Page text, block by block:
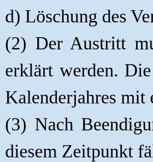
d) Löschung des
(2) Der Austritt
erklärt werden.
Kalenderjahres
(3) Nach
diesem Zeitpunkt